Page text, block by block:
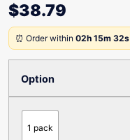
$38.79
⏰ Order within 02h 15m 32s
Option
1 pack